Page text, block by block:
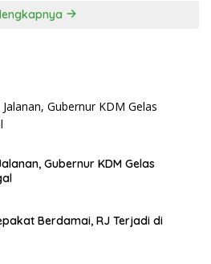
Gubernur KDM Gelas
Berdamai, RJ Terjadi di